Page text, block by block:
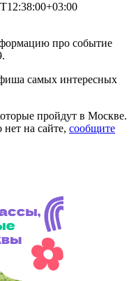
про событие
самых интересных
пройдут в Москве.
на сайте, сообщите